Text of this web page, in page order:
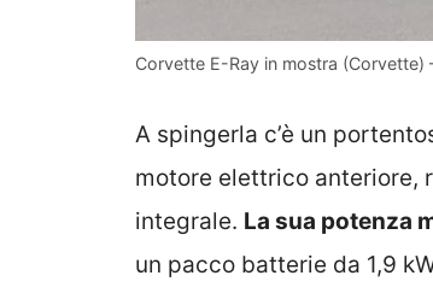
Corvette E-Ray in mostra (Corvette)
A spingerla c’è un
motore elettrico anteriore,
integrale. La sua potenza
un pacco batterie da 1,9